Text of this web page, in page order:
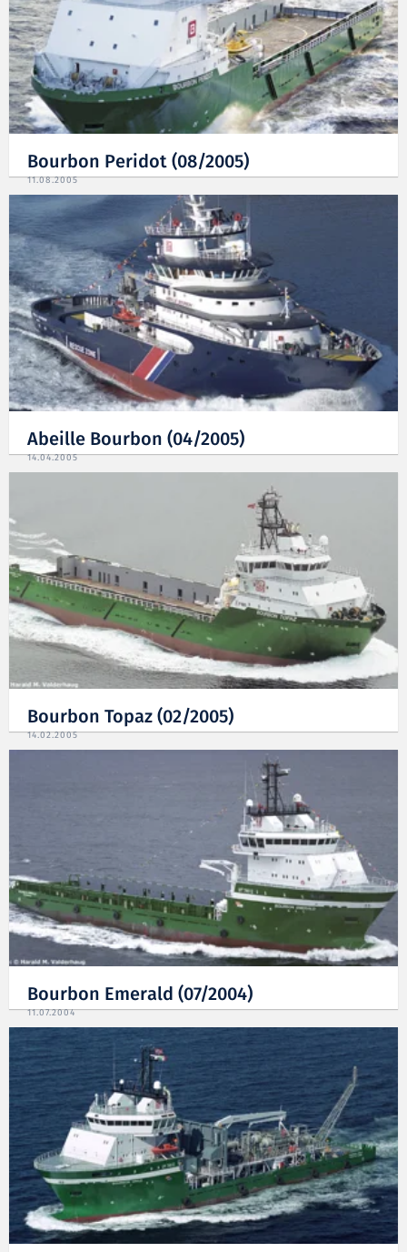
Bourbon Peridot (08/2005)
11.08.2005
Abeille Bourbon (04/2005)
14.04.2005
Bourbon Topaz (02/2005)
14.02.2005
Bourbon Emerald (07/2004)
11.07.2004